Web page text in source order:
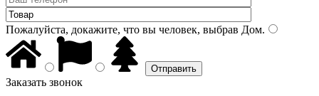
Пожалуйста, докажите, что вы человек, выбрав Дом.
Заказать звонок